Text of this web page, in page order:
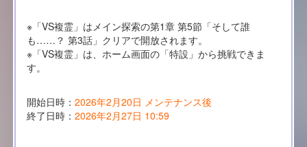
※「VS複霊」はメイン探索の第1章 第5節「そして誰
も……？ 第3話」クリアで開放されます。
※「VS複霊」は、ホーム画面の「特設」から挑戦できま
す。
開始日時： 2026年2月20日 メンテナンス後
終了日時： 2026年2月27日 10:59